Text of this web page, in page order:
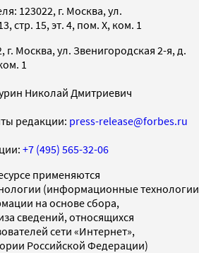
123022, г. Москва, ул.
стр. 15, эт. 4, пом. X, ком. 1
г. Москва, ул. Звенигородская 2-я, д.
1
Николай Дмитриевич
редакции: press-release@forbes.ru
+7 (495) 565-32-06
применяются
(информационные технологии
на основе сбора,
сведений, относящихся
сети «Интернет»,
Российской Федерации)